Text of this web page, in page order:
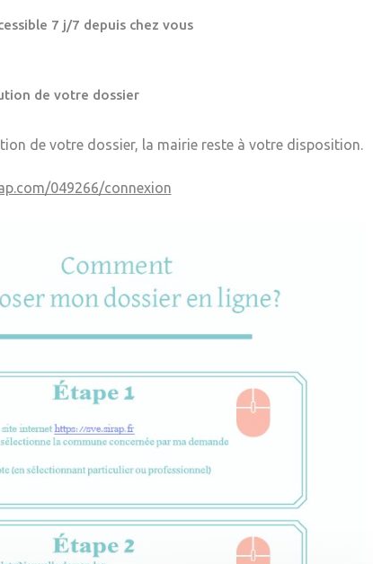
7 j/7 depuis chez vous
de votre dossier
de votre dossier, la mairie reste à votre disposition.
049266/connexion